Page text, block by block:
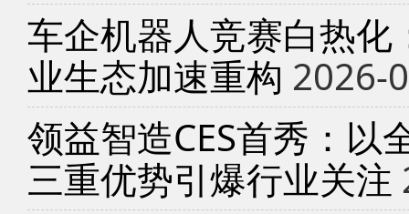
车企机器人竞赛白热
业生态加速重构 2026-
领益智造CES首秀：以
三重优势引爆行业关注